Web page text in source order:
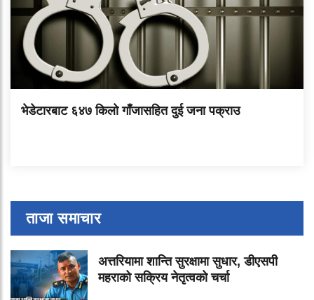
भेडेटारबाट ६४७ किलो गाँजासहित दुई जना पक्राउ
ताजा समाचार
अत्तरियामा शान्ति सुरक्षामा सुधार, डीएसपी
महराको सक्रिय नेतृत्वको चर्चा